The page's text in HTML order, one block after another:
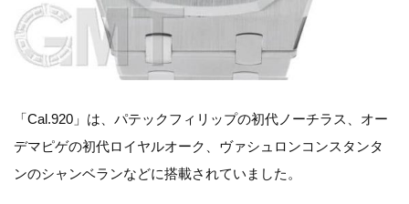
「Cal.920」は、パテックフィリップの初代ノーチラス、オー
デマピゲの初代ロイヤルオーク、ヴァシュロンコンスタンタ
ンのシャンベランなどに搭載されていました。